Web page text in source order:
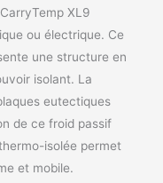
XL9
ou électrique. Ce
une structure en
isolant. La
eutectiques
de ce froid passif
isolée permet
et mobile.